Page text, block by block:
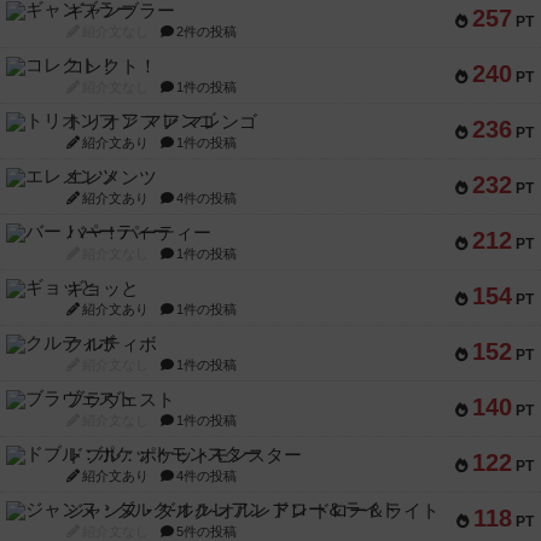
257 PT
ギャンブラー
2件の投稿
240 PT
コレクト！
1件の投稿
236 PT
トリオンフ ア マレンゴ
紹介文あり 1件の投稿
232 PT
エレメンツ
紹介文あり 4件の投稿
212 PT
バー！パーティー
1件の投稿
154 PT
ギョッと
紹介文あり 1件の投稿
152 PT
クルティボ
1件の投稿
140 PT
ブラヴェスト
1件の投稿
122 PT
ドブル：ポケットモンスター
紹介文あり 4件の投稿
118 PT
ジャンヌ・ダルク-オルレアン ドロー＆ライト
5件の投稿